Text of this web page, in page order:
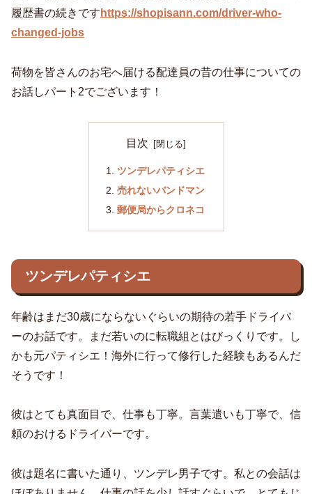
履歴書の続きです https://shopisann.com/driver-who-
changed-jobs
荷物を皆さんのお宅へ届ける配達員の昔の仕事についての
お話しパート2でございます！
目次
ツンデレパティシエ
売れないバンドマン
郵便局からクロネコ
ツンデレパティシエ
年齢はまだ30歳にならないぐらいの期待の若手ドライバ
ーのお話です。まだ若いのに転職組とはびっくりです。し
かも元パティシエ！海外に行って修行した経験もあるんだ
そうです！
彼はとても真面目で、仕事も丁寧。言葉遣いも丁寧で、信
頼のおけるドライバーです。
彼は題名に書いた通り、ツンデレ男子です。私との会話は